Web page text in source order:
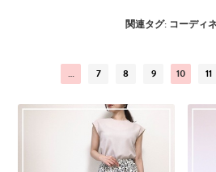
関連タグ: コーディ
… 7 8 9 10 11